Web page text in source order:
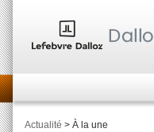
Actualité > À la une